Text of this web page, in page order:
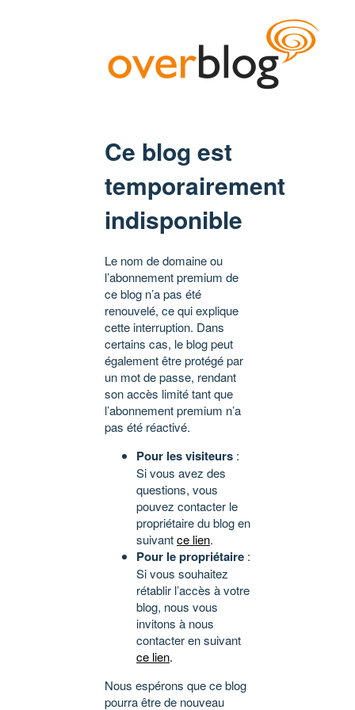
Ce blog est
temporairement
indisponible
Le nom de domaine ou
l’abonnement premium de
ce blog n’a pas été
renouvelé, ce qui explique
cette interruption. Dans
certains cas, le blog peut
également être protégé par
un mot de passe, rendant
son accès limité tant que
l’abonnement premium n’a
pas été réactivé.
Pour les visiteurs :
Si vous avez des
questions, vous
pouvez contacter le
propriétaire du blog en
suivantce lien.
Pour le propriétaire :
Si vous souhaitez
rétablir l’accès à votre
blog, nous vous
invitons à nous
contacter en suivant
ce lien.
Nous espérons que ce blog
pourra être de nouveau